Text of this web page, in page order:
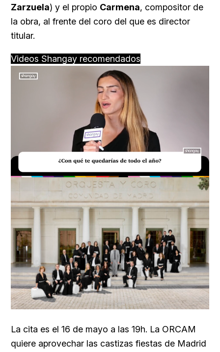
Zarzuela) y el propio Carmena, compositor de
la obra, al frente del coro del que es director
titular.
Videos Shangay recomendados
Unmute Loaded:
39.56%
La cita es el 16 de mayo a las 19h. La ORCAM
quiere aprovechar las castizas fiestas de Madrid